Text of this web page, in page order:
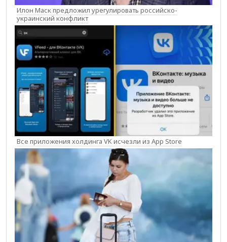
Илон Маск предложил урегулировать российско-
украинский конфликт
Все приложения холдинга VK исчезли из App Store